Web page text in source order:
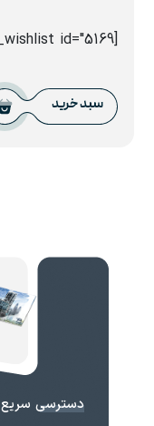
[yith_wcwl_add_to_wishlist id="5169"]
سبد خرید
دسترسی سریع